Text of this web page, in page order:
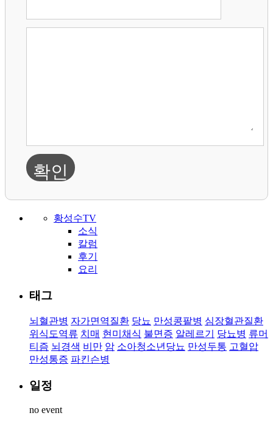
확인
황성수TV
소식
칼럼
후기
요리
태그
뇌혈관병 자가면역질환 당뇨 만성콩팥병 심장혈관질환
위식도역류 치매 현미채식 불면증 알레르기 당뇨병 류머
티즘 뇌경색 비만 암 소아청소년당뇨 만성두통 고혈압
만성통증 파킨슨병
일정
no event